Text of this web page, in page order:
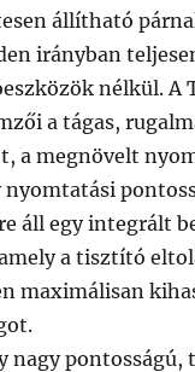
állítható
irányban
nélkül. A
a tágas,
a megnövelt
nyomtatási
áll egy integrált
a tisztító
maximálisan
nagy pontosságú,